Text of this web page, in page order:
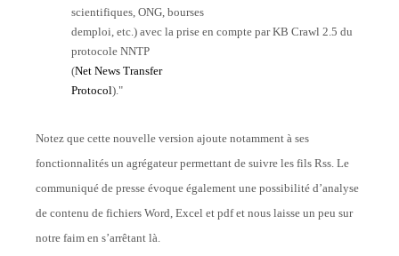
scientifiques, ONG, bourses
demploi, etc.) avec la prise en compte par KB Crawl 2.5 du
protocole NNTP
(Net News Transfer
Protocol)."
Notez que cette nouvelle version ajoute notamment à ses
fonctionnalités un agrégateur permettant de suivre les fils Rss. Le
communiqué de presse évoque également une possibilité d’analyse
de contenu de fichiers Word, Excel et pdf et nous laisse un peu sur
notre faim en s’arrêtant là.